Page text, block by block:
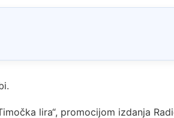
lira“, promocijom izdanja